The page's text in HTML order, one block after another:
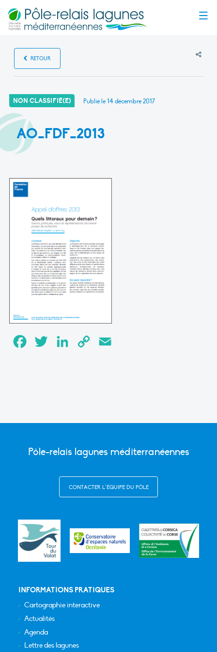
RETOUR
NON CLASSIFIÉ(E) Publié le14 décembre 2017
AO_FDF_2013
FacebookTwitter LinkedInCopy
Pôle-relais lagunes méditerranéennes
CONTACTER L’ÉQUIPE DU PÔLE
INFORMATIONS PRATIQUES
Cartographie interactive
Actualités
Agenda
Lettre des lagunes